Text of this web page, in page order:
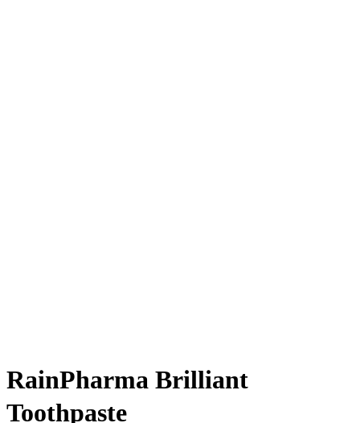
RainPharma Brilliant
Toothpaste